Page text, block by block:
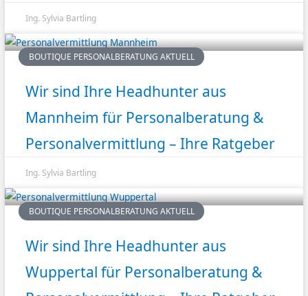
Ing. Sylvia Bartling
BOUTIQUE PERSONALBERATUNG AKTUELL
Wir sind Ihre Headhunter aus
Mannheim für Personalberatung &
Personalvermittlung – Ihre Ratgeber
Ing. Sylvia Bartling
BOUTIQUE PERSONALBERATUNG AKTUELL
Wir sind Ihre Headhunter aus
Wuppertal für Personalberatung &